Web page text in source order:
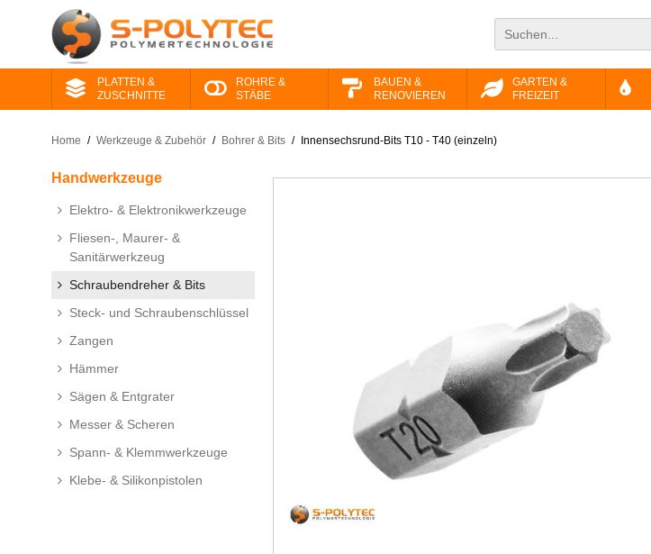
PLATTEN &
ZUSCHNITTE
ROHRE &
STÄBE
BAUEN &
RENOVIEREN
GARTEN &
FREIZEIT
Home / Werkzeuge &​ Zubehör / Bohrer & Bits / Innensechsrund-Bits T10 - T40 (einzeln)
Handwerkzeuge
Elektro- & Elektronikwerkzeuge
Fliesen-, Maurer- &
Sanitärwerkzeug
Schraubendreher & Bits
Steck- und Schraubenschlüssel
Zangen
Hämmer
Sägen & Entgrater
Messer & Scheren
Spann- & Klemmwerkzeuge
Klebe- & Silikonpistolen